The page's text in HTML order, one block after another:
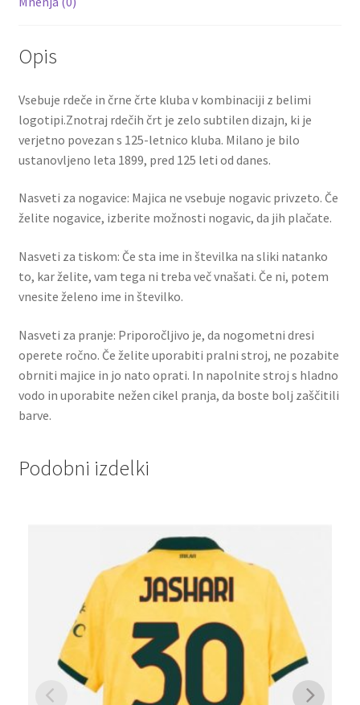
Opis
Vsebuje rdeče in črne črte kluba v kombinaciji z belimi
logotipi.Znotraj rdečih črt je zelo subtilen dizajn, ki je
verjetno povezan s 125-letnico kluba. Milano je bilo
ustanovljeno leta 1899, pred 125 leti od danes.
Nasveti za nogavice: Majica ne vsebuje nogavic privzeto. Če
želite nogavice, izberite možnosti nogavic, da jih plačate.
Nasveti za tiskom: Če sta ime in številka na sliki natanko
to, kar želite, vam tega ni treba več vnašati. Če ni, potem
vnesite želeno ime in številko.
Nasveti za pranje: Priporočljivo je, da nogometni dresi
operete ročno. Če želite uporabiti pralni stroj, ne pozabite
obrniti majice in jo nato oprati. In napolnite stroj s hladno
vodo in uporabite nežen cikel pranja, da boste bolj zaščitili
barve.
Podobni izdelki